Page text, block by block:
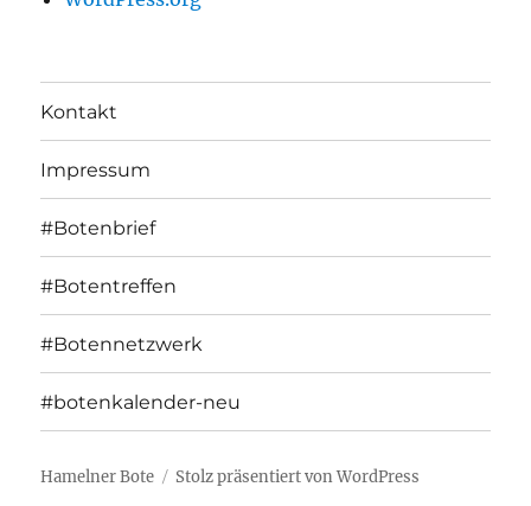
Kontakt
Impressum
#Botenbrief
#Botentreffen
#Botennetzwerk
#botenkalender-neu
Hamelner Bote Stolz präsentiert von WordPress